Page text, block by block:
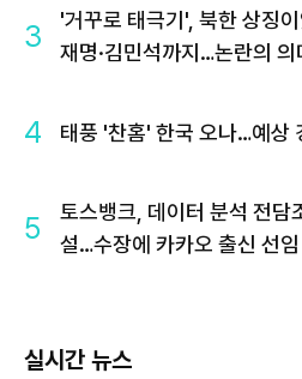
3
'거꾸로 태극기', 북한 상징이
재명·김민석까지…논란의 의
4 태풍 '찬홈' 한국 오나…예상
5
토스뱅크, 데이터 분석 전담
설…수장에 카카오 출신 선임
실시간 뉴스